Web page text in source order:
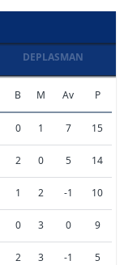
DEPLASMAN
B M Av P
0 1 7 15
2 0 5 14
1 2 -1 10
0 3 0 9
2 3 -1 5